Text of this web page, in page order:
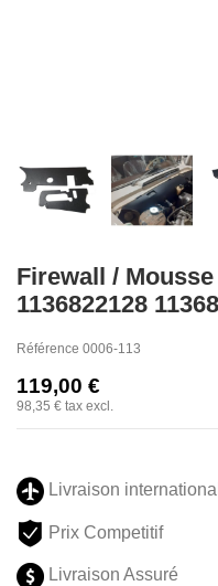
Firewall /
1136822128
Référence 0006-113
119,00 €
98,35 € tax excl.
Livraison
Prix Competitif
Livraison Assuré